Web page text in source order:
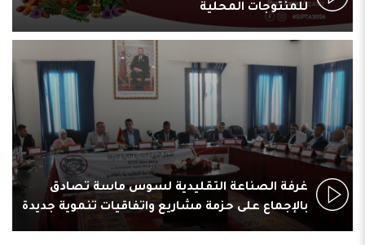
للمنتوجات المحلية
غرفة الصناعة التقليدية لسوس ماسة تصادق
بالإجماع على حزمة مشاريع واتفاقيات تنموية جديدة